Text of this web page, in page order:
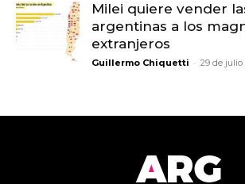
Milei quiere vender
argentinas a los
extranjeros
Guillermo Chiquetti - 29 de julio